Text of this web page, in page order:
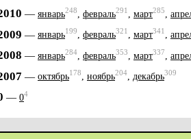
— январь248 февраль291 март285
— январь199, февраль321, март341,
— январь284 февраль353 март337
— октябрь178, ноябрь204, декабрь309
— 04